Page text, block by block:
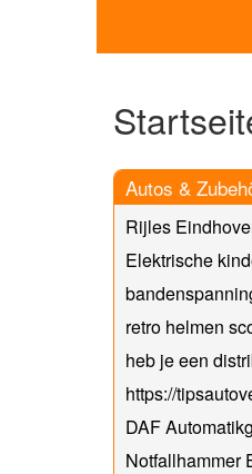
Autos &
Rijles
Elektrische
retro helmen
heb je een
https://
DAF
Notfallhammer